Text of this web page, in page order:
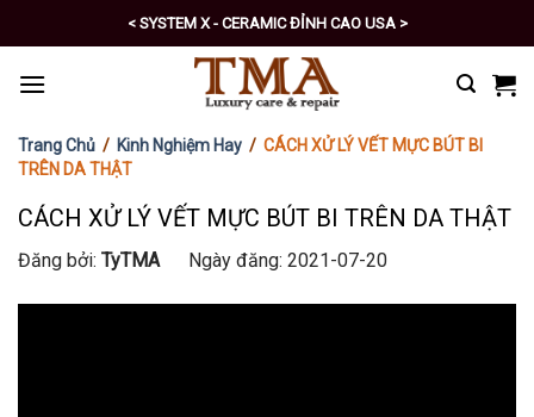
to
content
< SYSTEM X - CERAMIC ĐỈNH CAO USA >
< PRO - TỰ CHĂM SÓC XE SỐ 1 >
Trang Chủ / Kinh Nghiệm Hay / CÁCH XỬ LÝ VẾT MỰC BÚT BI
TRÊN DA THẬT
CÁCH XỬ LÝ VẾT MỰC BÚT BI TRÊN DA THẬT
Đăng bởi: TyTMA Ngày đăng: 2021-07-20